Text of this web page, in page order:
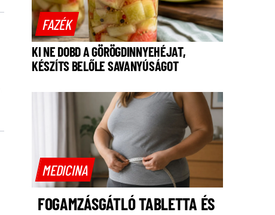
FAZÉK
KI NE DOBD A GÖRÖGDINNYEHÉJAT,
KÉSZÍTS BELŐLE SAVANYÚSÁGOT
MEDICINA
FOGAMZÁSGÁTLÓ TABLETTA ÉS